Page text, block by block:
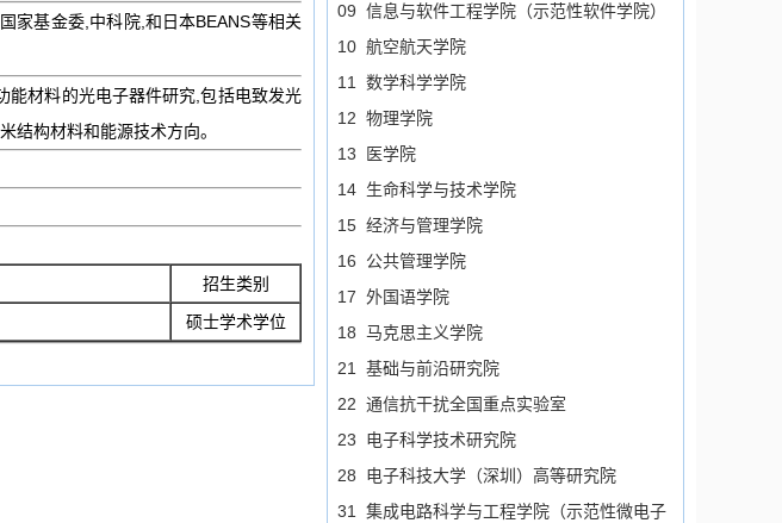
家基金委,中科院,和日本BEANS等相关
能材料的光电子器件研究,包括电致发光
结构材料和能源技术方向。
招生类别
硕士学术学位
09 信息与软件工程学院（示范性软件学院）
10 航空航天学院
11 数学科学学院
12 物理学院
13 医学院
14 生命科学与技术学院
15 经济与管理学院
16 公共管理学院
17 外国语学院
18 马克思主义学院
21 基础与前沿研究院
22 通信抗干扰全国重点实验室
23 电子科学技术研究院
28 电子科技大学（深圳）高等研究院
31 集成电路科学与工程学院（示范性微电子